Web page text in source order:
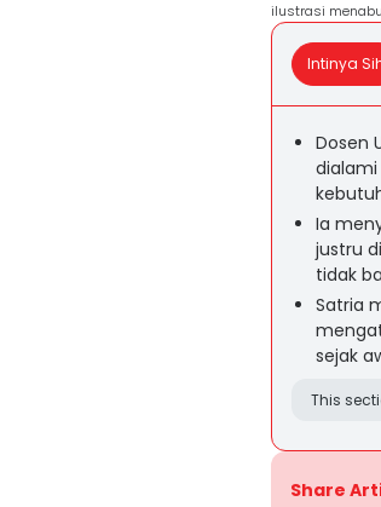
ilustrasi
Intinya
Dosen
Ia
justru
tidak
Satria
sejak
This
Share